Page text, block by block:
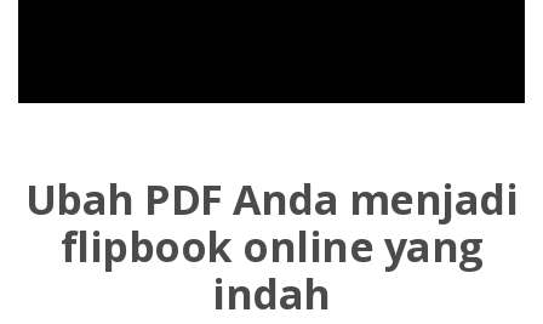
Ubah PDF Anda menjadi
flipbook online yang
indah